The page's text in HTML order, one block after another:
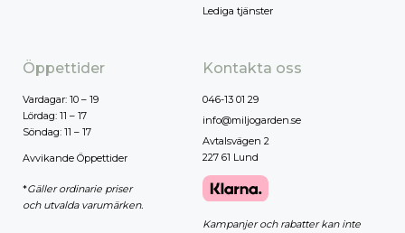
Lediga tjänster
Öppettider
Vardagar: 10 – 19
Lördag: 11 – 17
Söndag: 11 – 17
Avvikande Öppettider
*Gäller ordinarie priser
och utvalda varumärken.
Kontakta oss
046-13 01 29
info@miljogarden.se
Avtalsvägen 2
227 61 Lund
Kampanjer och rabatter kan inte